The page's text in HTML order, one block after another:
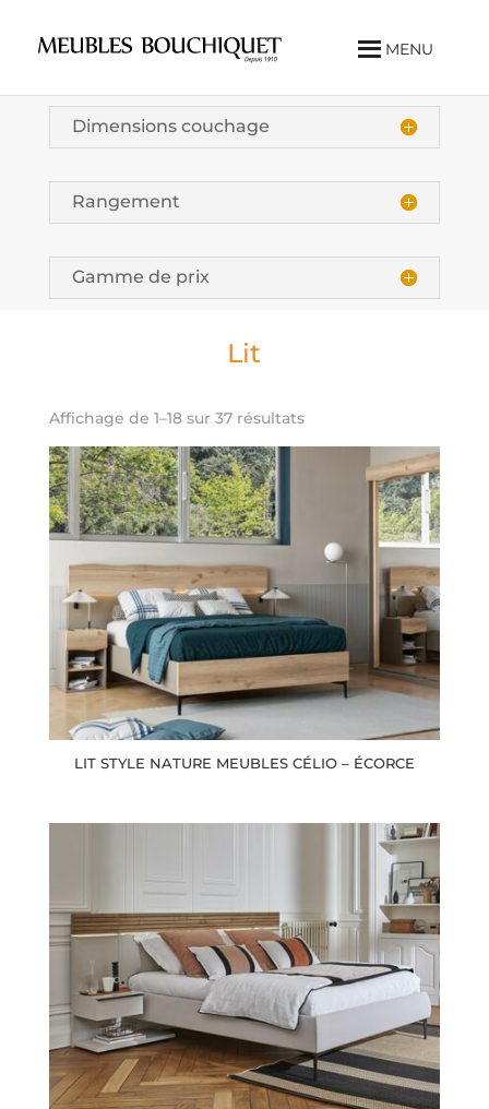
MENU
Dimensions couchage
Rangement
Gamme de prix
Lit
Affichage de 1–18 sur 37 résultats
LIT STYLE NATURE MEUBLES CÉLIO – ÉCORCE